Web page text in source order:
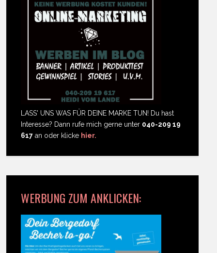
LASS' UNS WAS FÜR DEINE MARKE TUN! Du hast
Interesse? Dann rufe mich gerne unter 040-209 19
617 an oder klicke hier.
WERBUNG ZUM ANKLICKEN: